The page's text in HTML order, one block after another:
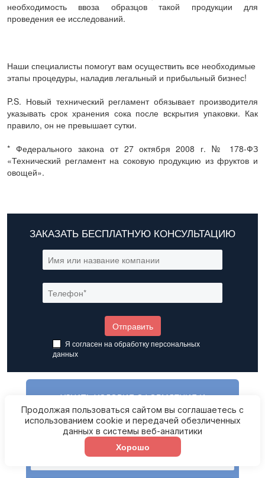
необходимость ввоза образцов такой продукции для
проведения ее исследований.
Наши специалисты помогут вам осуществить все необходимые
этапы процедуры, наладив легальный и прибыльный бизнес!
P.S. Новый технический регламент обязывает производителя
указывать срок хранения сока после вскрытия упаковки. Как
правило, он не превышает сутки.
* Федерального закона от 27 октября 2008 г. № 178-ФЗ
«Технический регламент на соковую продукцию из фруктов и
овощей».
ЗАКАЗАТЬ БЕСПЛАТНУЮ КОНСУЛЬТАЦИЮ
Я согласен на обработкуперсональных
данных
УЗНАТЬ УСЛОВИЯ ОФОРМЛЕНИЯ И
СТОИМОСТЬ СЕРТИФИКАЦИИ
Продолжая пользоваться сайтом вы соглашаетесь с
использованием cookie и передачей обезличенных
данных в системы веб-аналитики
Хорошо